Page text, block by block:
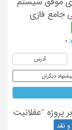
جامع فازی
؛
آدرس
دیگران
"عقلانیت
نقد